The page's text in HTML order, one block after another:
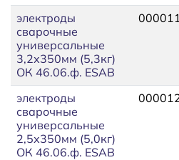
электроды
сварочные
универсальные
3,2х350мм (5,3кг)
ОК 46.06.ф. ESAB
электроды
сварочные
универсальные
2,5х350мм (5,0кг)
ОК 46.06.ф. ESAB